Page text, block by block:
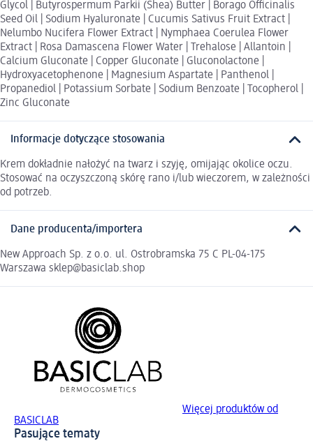
Glycol | Butyrospermum Parkii (Shea) Butter | Borago Officinalis
Seed Oil | Sodium Hyaluronate | Cucumis Sativus Fruit Extract |
Nelumbo Nucifera Flower Extract | Nymphaea Coerulea Flower
Extract | Rosa Damascena Flower Water | Trehalose | Allantoin |
Calcium Gluconate | Copper Gluconate | Gluconolactone |
Hydroxyacetophenone | Magnesium Aspartate | Panthenol |
Propanediol | Potassium Sorbate | Sodium Benzoate | Tocopherol |
Zinc Gluconate
Informacje dotyczące stosowania
Krem dokładnie nałożyć na twarz i szyję, omijając okolice oczu.
Stosować na oczyszczoną skórę rano i/lub wieczorem, w zależności
od potrzeb.
Dane producenta/importera
New Approach Sp. z o.o. ul. Ostrobramska 75 C PL-04-175
Warszawa sklep@basiclab.shop
Więcej produktów od
BASICLAB
Pasujące tematy